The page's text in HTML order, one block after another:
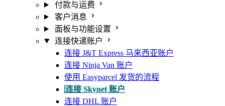
付款与运费
客户消息
面板与功能设置
连接快递账户
连接 J&T Express 马来西亚账户
连接 Ninja Van 账户
使用 Easyparcel 发货的流程
连接 Skynet 账户
连接 DHL 账户